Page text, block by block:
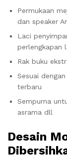
Permukaan
dan speaker
Laci
perlengkapan
Rak buku
Sesuai
terbaru
Sempurna
asrama dll
Desain